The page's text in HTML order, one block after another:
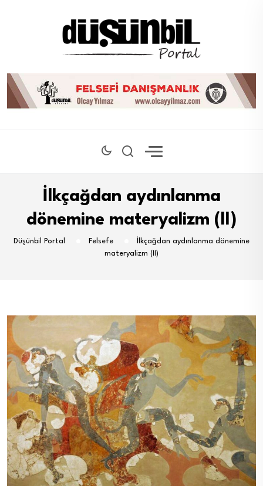
İlkçağdan aydınlanma
dönemine materyalizm (II)
Düşünbil Portal Felsefe
İlkçağdan aydınlanma dönemine
materyalizm (II)